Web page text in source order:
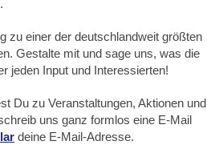
.
zu einer der deutschlandweit größten
Gestalte mit und sage uns, was die
jeden Input und Interessierten!
Du zu Veranstaltungen, Aktionen und
uns ganz formlos eine E-Mail
deine E-Mail-Adresse.